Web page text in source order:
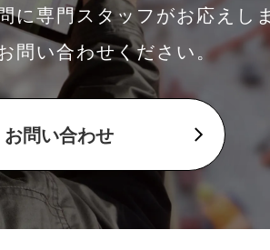
に専門スタッフがお応えし
問い合わせください。
お問い合わせ